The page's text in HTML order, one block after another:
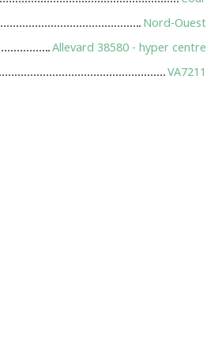
Nord-Ouest
Allevard 38580 - hyper centre
VA7211